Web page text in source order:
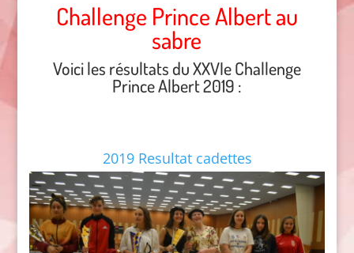
Challenge Prince Albert au
sabre
Voici les résultats du XXVIe Challenge
Prince Albert 2019 :
2019 Resultat cadettes